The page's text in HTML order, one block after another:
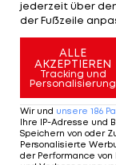
jederzeit über
der Fußzeile
ALLE
AKZEPTIEREN
Tracking und
Personalisierung
Wir und unsere 186
Ihre IP-Adresse und
Speichern von oder
Personalisierte
der Performance